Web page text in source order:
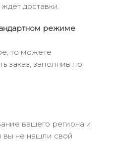
доставки.
режиме
то можете
заказ, заполнив по
вашего региона и
вы не нашли свой